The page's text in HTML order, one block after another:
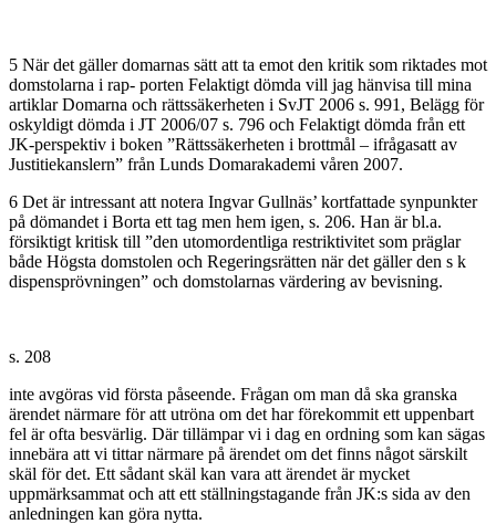
5 När det gäller domarnas sätt att ta emot den kritik som riktades mot
domstolarna i rap- porten Felaktigt dömda vill jag hänvisa till mina
artiklar Domarna och rättssäkerheten i SvJT 2006 s. 991, Belägg för
oskyldigt dömda i JT 2006/07 s. 796 och Felaktigt dömda från ett
JK-perspektiv i boken ”Rättssäkerheten i brottmål – ifrågasatt av
Justitiekanslern” från Lunds Domarakademi våren 2007.
6 Det är intressant att notera Ingvar Gullnäs’ kortfattade synpunkter
på dömandet i Borta ett tag men hem igen, s. 206. Han är bl.a.
försiktigt kritisk till ”den utomordentliga restriktivitet som präglar
både Högsta domstolen och Regeringsrätten när det gäller den s k
dispensprövningen” och domstolarnas värdering av bevisning.
s. 208
inte avgöras vid första påseende. Frågan om man då ska granska
ärendet närmare för att utröna om det har förekommit ett uppenbart
fel är ofta besvärlig. Där tillämpar vi i dag en ordning som kan sägas
innebära att vi tittar närmare på ärendet om det finns något särskilt
skäl för det. Ett sådant skäl kan vara att ärendet är mycket
uppmärksammat och att ett ställningstagande från JK:s sida av den
anledningen kan göra nytta.